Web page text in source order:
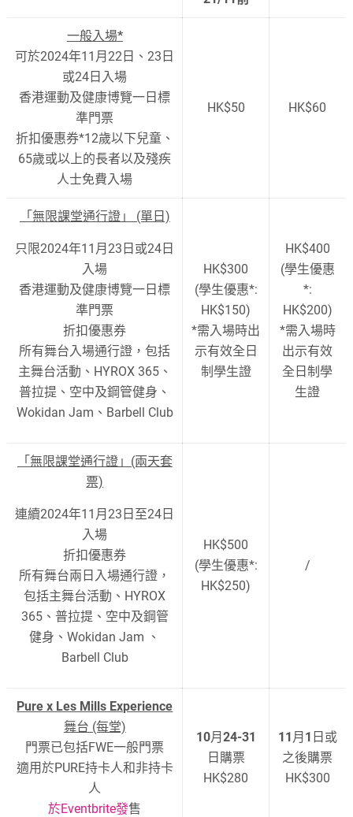
一般入場*
可於2024年11月22日、23日
或24日入場
香港運動及健康博覽一日標
準門票
折扣優惠券*12歲以下兒童、
65歲或以上的長者以及殘疾
人士免費入場
HK$50 HK$60
「無限課堂通行證」 (單日)
只限2024年11月23日或24日
入場
香港運動及健康博覽一日標
準門票
折扣優惠券
所有舞台入場通行證，包括
主舞台活動、HYROX 365、
普拉提、空中及鋼管健身、
Wokidan Jam、Barbell Club
HK$300
(學生優惠*:
HK$150)
*需入場時出
示有效全日
制學生證
HK$400
(學生優惠
*:
HK$200)
*需入場時
出示有效
全日制學
生證
「無限課堂通行證」(兩天套
票)
連續2024年11月23日至24日
入場
折扣優惠券
所有舞台兩日入場通行證，
包括主舞台活動、HYROX
365、普拉提、空中及鋼管
健身、Wokidan Jam 、
Barbell Club
HK$500
(學生優惠*:
HK$250)
/
Pure x Les Mills Experience
舞台 (每堂)
門票已包括FWE一般門票
適用於PURE持卡人和非持卡
人
於Eventbrite發售
10月 24-31
日購票
HK$280
11 月 1 日或
之後購票
HK$300